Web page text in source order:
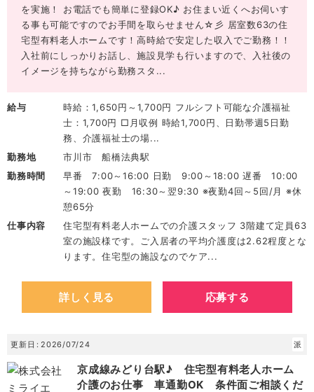
を実施！ お電話でも簡単に登録OK♪ お住まい近くへお伺いす
る事も可能ですのでお手間を取らせません☆彡 居室数63の住
宅型有料老人ホームです！高時給で安定した収入でご勤務！！
入社前にしっかりお話し、施設見学も行いますので、入社後の
イメージを持ちながら勤務スタ...
給与
時給：1,650円～1,700円 フルシフト可能な介護福祉
士：1,700円 □月収例 時給1,700円、日勤帯週5日勤
務、介護福祉士の場...
勤務地
市川市 船橋法典駅
勤務時間
早番 7:00～16:00 日勤 9:00～18:00 遅番 10:00
～19:00 夜勤 16:30～翌9:30 ※夜勤4回～5回/月 ※休
憩65分
仕事内容
住宅型有料老人ホームでの介護スタッフ 3階建て定員63
室の施設様です。ご入居者の平均介護度は2.62程度とな
ります。住宅型の施設なのでケア...
詳しく見る 応募する
更新日 2026/07/24 派
京成線みどり台駅♪ 住宅型有料老人ホーム
介護のお仕事 車通勤OK 条件面ご相談くだ